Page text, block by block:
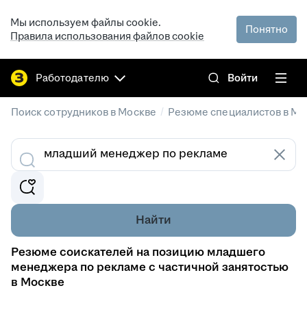
Мы используем файлы cookie.
Правила использования файлов cookie
Понятно
Работодателю Войти
Поиск сотрудников в Москве / Резюме специалистов в
Найти
Резюме соискателей на позицию младшего
менеджера по рекламе с частичной занятостью
в Москве